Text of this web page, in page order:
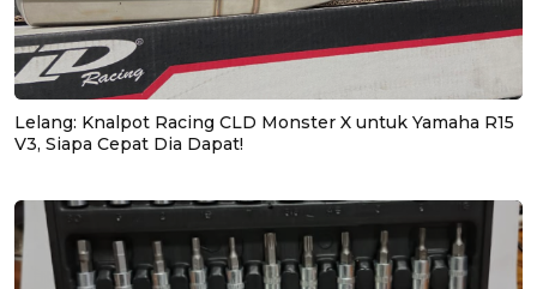
Lelang: Knalpot Racing CLD Monster X untuk Yamaha R15
V3, Siapa Cepat Dia Dapat!